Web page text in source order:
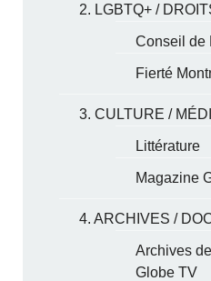
2. LGBTQ+ /
Conseil de
Fierté
3. CULTURE /
Littérature
Magazine
4. ARCHIVES /
Archives
Globe TV